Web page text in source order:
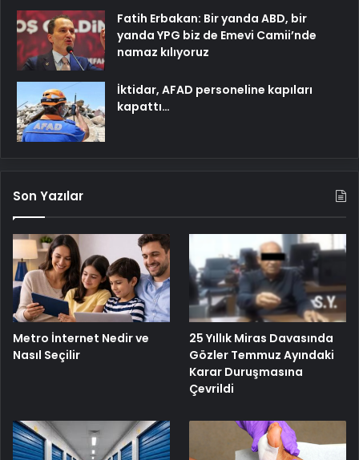
Fatih Erbakan: Bir yanda ABD, bir
yanda YPG biz de Emevi Camii’nde
namaz kılıyoruz
İktidar, AFAD personeline kapıları
kapattı…
Son Yazılar
Metro İnternet Nedir ve
Nasıl Seçilir
25 Yıllık Miras Davasında
Gözler Temmuz Ayındaki
Karar Duruşmasına
Çevrildi